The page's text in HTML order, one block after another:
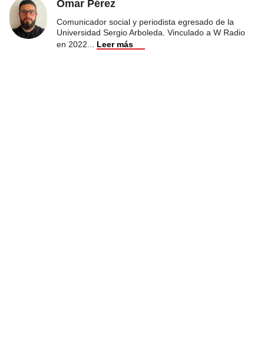
Omar Pérez
Comunicador social y periodista egresado de la
Universidad Sergio Arboleda. Vinculado a W Radio
en 2022
Leer más